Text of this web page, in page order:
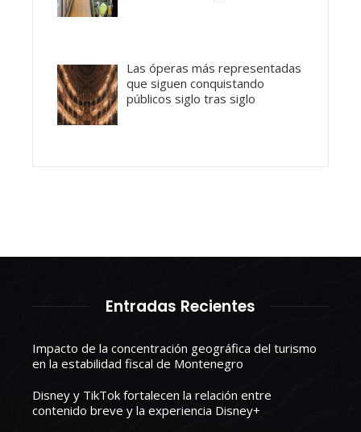
Las óperas más representadas
que siguen conquistando
públicos siglo tras siglo
Entradas Recientes
Impacto de la concentración geográfica del turismo
en la estabilidad fiscal de Montenegro
Disney y TikTok fortalecen la relación entre
contenido breve y la experiencia Disney+